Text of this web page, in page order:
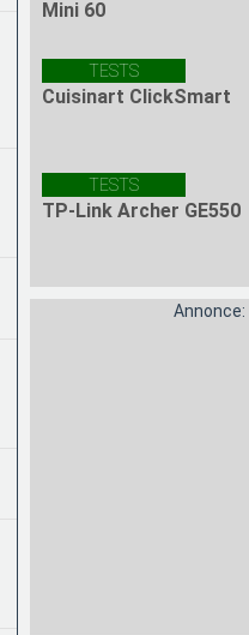
Mini 60
TESTS
Cuisinart ClickSmart
TESTS
TP-Link Archer GE550
Annonce: